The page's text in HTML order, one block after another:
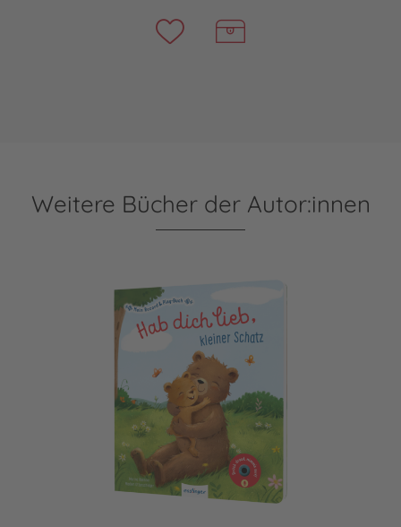
Weitere Bücher der Autor:innen
Mein Record & Play-Buch: Hab dich lieb, kleiner Schatz